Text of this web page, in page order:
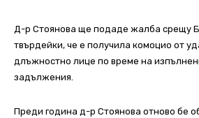
Д-р Стоянова ще подаде жалба срещу
твърдейки, че е получила комоцио от
длъжностно лице по време на
задължения.
Преди година д-р Стоянова отново бе